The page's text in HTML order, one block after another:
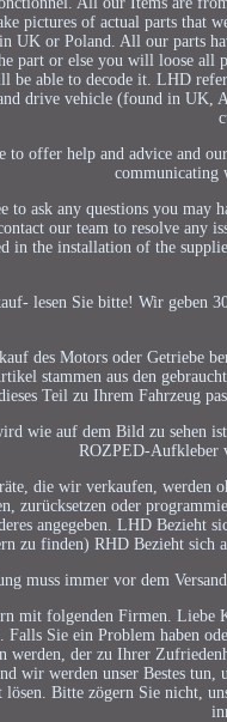
pictures of actual parts that
in UK or Poland. All our parts
part or else you will loose all
be able to decode it. LHD
drive vehicle (found in UK,
to offer help and advice and
communicating
to ask any questions you
our team to resolve any
in the installation of the
lesen Sie bitte! Wir geben
des Motors oder Getriebe
stammen aus den
Teil zu Ihrem Fahrzeug
wie auf dem Bild zu sehen
ROZPED-Aufkleber
die wir verkaufen, werden
zurücksetzen oder
angegeben. LHD Bezieht
zu finden) RHD Bezieht sich
muss immer vor dem
mit folgenden Firmen. Liebe
Falls Sie ein Problem haben
werden, der zu Ihrer
wir werden unser Bestes
lösen. Bitte zögern Sie nicht,